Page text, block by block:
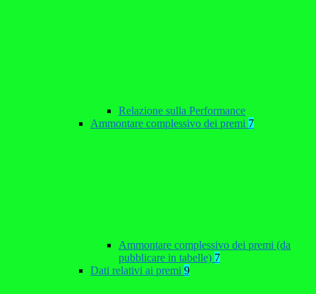
Relazione sulla Performance
Ammontare complessivo dei premi 7
Ammontare complessivo dei premi (da
pubblicare in tabelle) 7
Dati relativi ai premi 9